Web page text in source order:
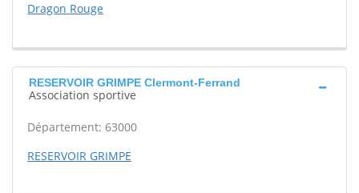
Dragon Rouge
RESERVOIR GRIMPE Clermont-Ferrand
Association sportive
Département: 63000
RESERVOIR GRIMPE